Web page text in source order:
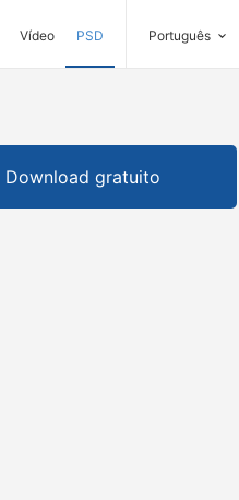
Vídeo PSD Português
Download gratuito